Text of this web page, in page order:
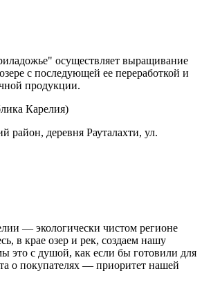
осуществляет выращивание
с последующей ее переработкой и
продукции.
Карелия)
район, деревня Рауталахти, ул.
— экологически чистом регионе
в крае озер и рек, создаем нашу
это с душой, как если бы готовили для
о покупателях — приоритет нашей